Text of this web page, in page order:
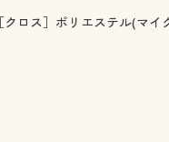
ロス］ポリエステル(マイ